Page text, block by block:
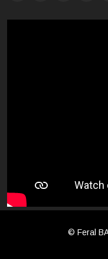
© Feral